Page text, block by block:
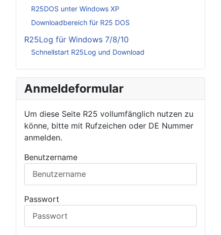
R25DOS unter Windows XP
Downloadbereich für R25 DOS
R25Log für Windows 7/8/10
Schnellstart R25Log und Download
Anmeldeformular
Um diese Seite R25 vollumfänglich nutzen zu
könne, bitte mit Rufzeichen oder DE Nummer
anmelden.
Benutzername
Passwort